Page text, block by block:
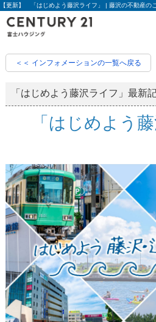
【更新】 「はじめよう藤沢ライフ」 | 藤沢の不動産の
＜＜ インフォメーションの一覧へ戻る
「はじめよう藤沢ライフ」最新
「はじめよう